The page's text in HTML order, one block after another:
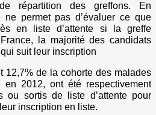
répartition des greffons. En
ne permet pas d’évaluer ce que
en liste d’attente si la greffe
la majorité des candidats
suit leur inscription
12,7% de la cohorte des malades
en 2012, ont été respectivement
ou sortis de liste d’attente pour
inscription en liste.